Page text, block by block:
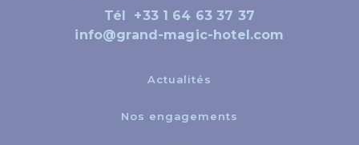
Tél
+33 1 64 63 37 37
info@grand-magic-hotel.com
Actualités
Nos engagements